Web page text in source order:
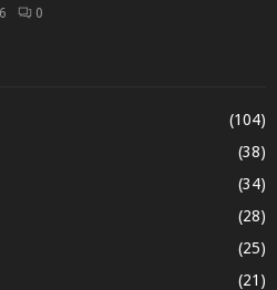
0
(104)
(38)
(34)
(28)
(25)
(21)